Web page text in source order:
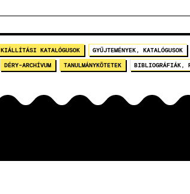
KIÁLLÍTÁSI KATALÓGUSOK GYŰJTEMÉNYEK, KATALÓGUSOK
DÉRY-ARCHÍVUM TANULMÁNYKÖTETEK BIBLIOGRÁFIÁK,